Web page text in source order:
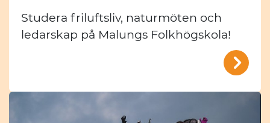
Studera friluftsliv, naturmöten och
ledarskap på Malungs Folkhögskola!
/